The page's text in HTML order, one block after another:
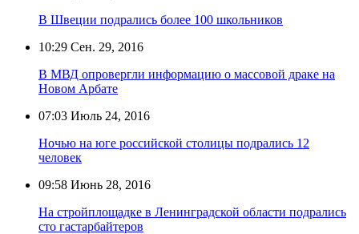
В Швеции подрались более 100 школьников
10:29 Сен. 29, 2016
В МВД опровергли информацию о массовой драке на
Новом Арбате
07:03 Июль 24, 2016
Ночью на юге российской столицы подрались 12
человек
09:58 Июнь 28, 2016
На стройплощадке в Ленинградской области подрались
сто гастарбайтеров